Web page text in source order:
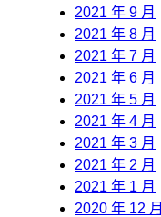
2021 年 9 月
2021 年 8 月
2021 年 7 月
2021 年 6 月
2021 年 5 月
2021 年 4 月
2021 年 3 月
2021 年 2 月
2021 年 1 月
2020 年 12 月